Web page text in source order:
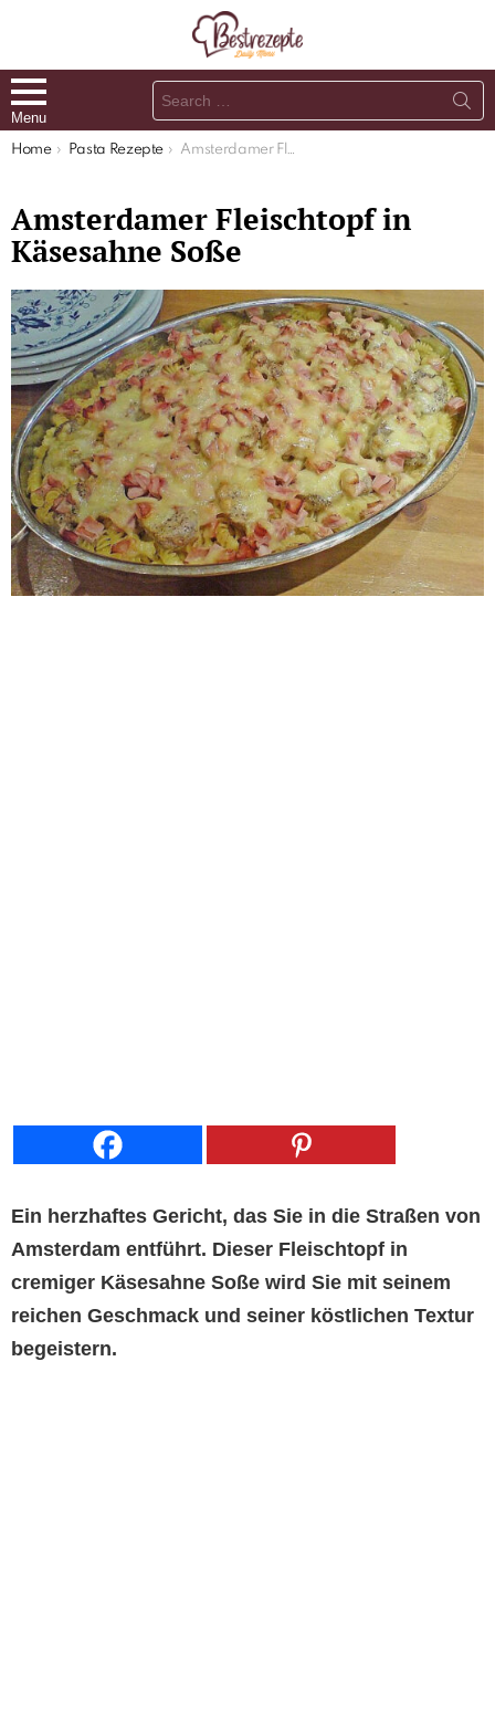
Menu
Search
for:
You are here:
Home Pasta Rezepte Amsterdamer Fleischtopf in Käsesahne Soße
Amsterdamer Fleischtopf in
Käsesahne Soße
Ein herzhaftes Gericht, das Sie in die Straßen von
Amsterdam entführt. Dieser Fleischtopf in
cremiger Käsesahne Soße wird Sie mit seinem
reichen Geschmack und seiner köstlichen Textur
begeistern.